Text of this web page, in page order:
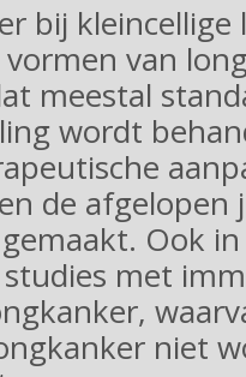
bij
vormen van
meestal
wordt
de afgelopen
Ook
studies met
niet